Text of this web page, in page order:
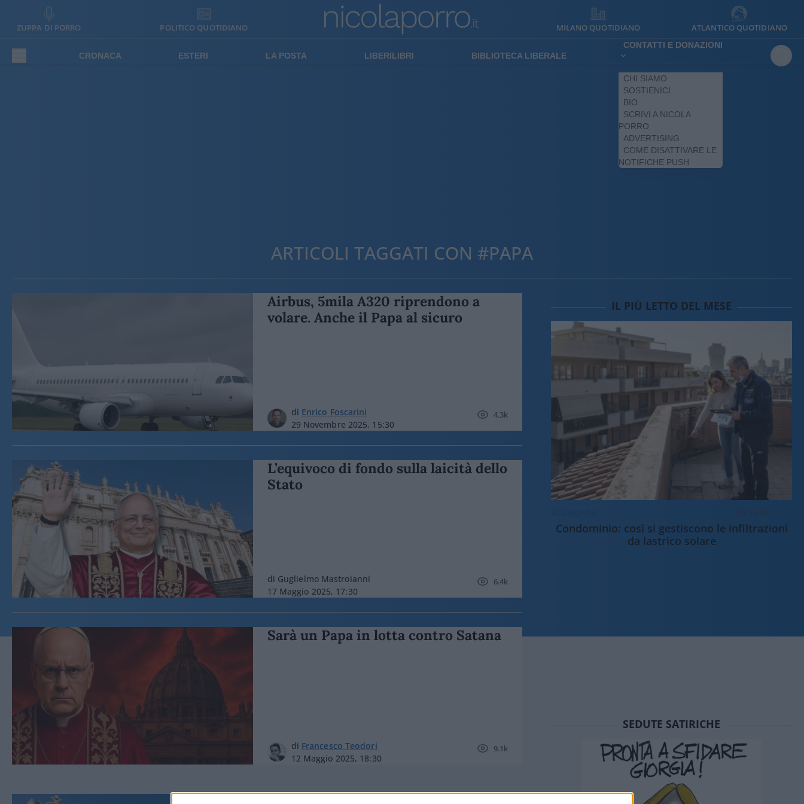
ZUPPA DI PORRO POLITICO QUOTIDIANO MILANO QUOTIDIANO ATLANTICO QUOTIDIANO
CRONACA ESTERI LA POSTA LIBERILIBRI BIBLIOTECA LIBERALE
CONTATTI E DONAZIONI
CHI SIAMO
SOSTIENICI
BIO
SCRIVI A NICOLA
PORRO
ADVERTISING
COME DISATTIVARE LE
NOTIFICHE PUSH
ARTICOLI TAGGATI CON #PAPA
Airbus, 5mila A320 riprendono a
volare. Anche il Papa al sicuro
di Enrico Foscarini
29 Novembre 2025, 15:30
4.3k
L’equivoco di fondo sulla laicità dello
Stato
di Guglielmo Mastroianni
17 Maggio 2025, 17:30
6.4k
Sarà un Papa in lotta contro Satana
di Francesco Teodori
12 Maggio 2025, 18:30
9.1k
IL PIÙ LETTO DEL MESE
12.6k
Condominio: così si gestiscono le infiltrazioni
da lastrico solare
SEDUTE SATIRICHE